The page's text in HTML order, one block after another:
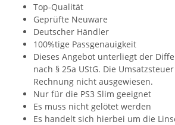
Top-Qualität
Geprüfte Neuware
Deutscher Händler
100%tige Passgenauigkeit
Dieses Angebot unterliegt der
nach § 25a UStG. Die
Rechnung nicht ausgewiesen.
Nur für die PS3 Slim geeignet
Es muss nicht gelötet werden
Es handelt sich hierbei um die